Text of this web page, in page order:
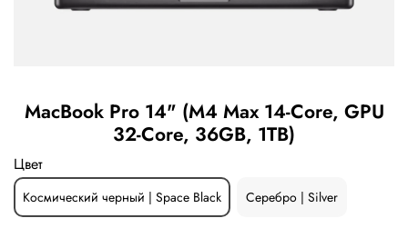
MacBook Pro 14" (M4 Max 14-Core, GPU
32-Core, 36GB, 1TB)
Цвет
Космический черный | Space Black Серебро | Silver